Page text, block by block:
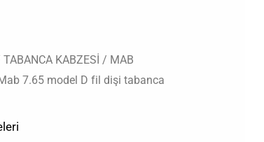
TABANCA KABZESİ / MAB
7.65 model D fil dişi tabanca
Şu